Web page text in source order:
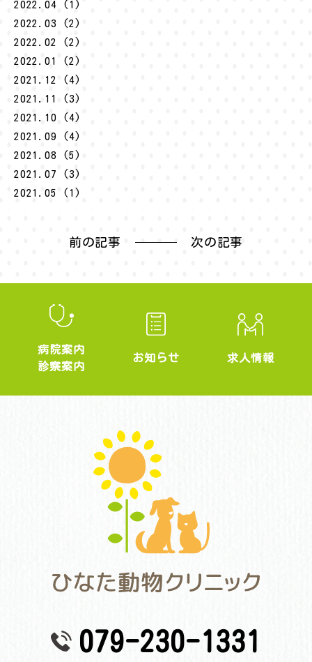
2022.04 (1)
2022.03 (2)
2022.02 (2)
2022.01 (2)
2021.12 (4)
2021.11 (3)
2021.10 (4)
2021.09 (4)
2021.08 (5)
2021.07 (3)
2021.05 (1)
前の記事 次の記事
病院案内
診察案内
お知らせ 求人情報
079-230-1331